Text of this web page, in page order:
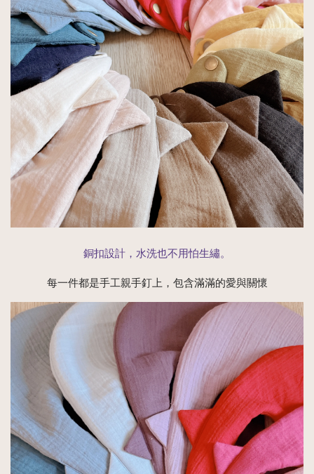
銅扣設計，水洗也不用怕生繡。
每一件都是手工親手釘上，包含滿滿的愛與關懷